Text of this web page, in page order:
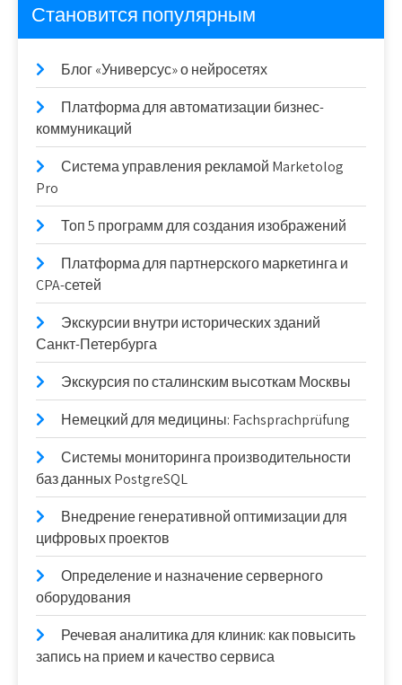
Становится популярным
Блог «Универсус» о нейросетях
Платформа для автоматизации бизнес-
коммуникаций
Система управления рекламой Marketolog
Pro
Топ 5 программ для создания изображений
Платформа для партнерского маркетинга и
CPA-сетей
Экскурсии внутри исторических зданий
Санкт-Петербурга
Экскурсия по сталинским высоткам Москвы
Немецкий для медицины: Fachsprachprüfung
Системы мониторинга производительности
баз данных PostgreSQL
Внедрение генеративной оптимизации для
цифровых проектов
Определение и назначение серверного
оборудования
Речевая аналитика для клиник: как повысить
запись на прием и качество сервиса